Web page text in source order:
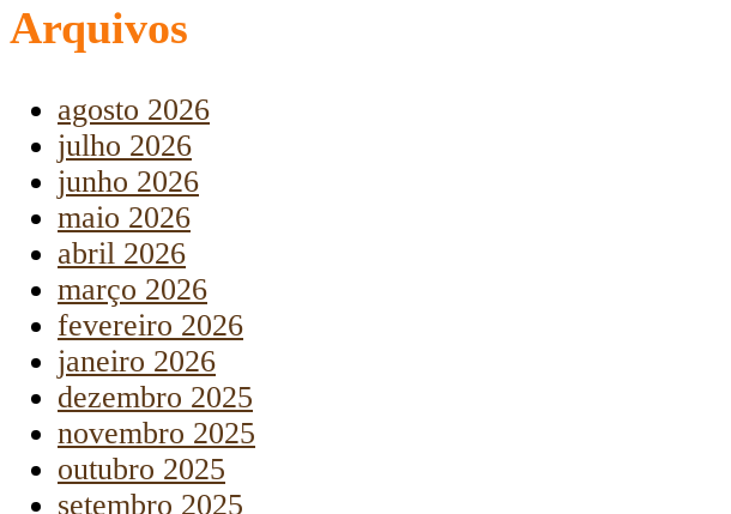
Arquivos
agosto 2026
julho 2026
junho 2026
maio 2026
abril 2026
março 2026
fevereiro 2026
janeiro 2026
dezembro 2025
novembro 2025
outubro 2025
setembro 2025